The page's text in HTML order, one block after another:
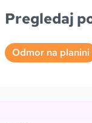
Pregledaj
Odmor na planini